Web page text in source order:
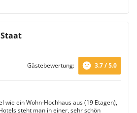
Gästebewertung: 3.7 / 5.0
wie ein Wohn-Hochhaus aus (19 Etagen),
steht man in einer, sehr schön